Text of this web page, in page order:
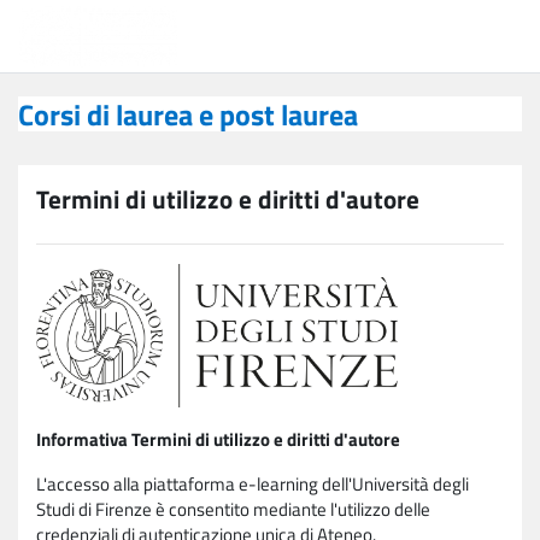
Corsi di laurea e post laurea
Termini di utilizzo e diritti d'autore
Informativa Termini di utilizzo e diritti d'autore
L'accesso alla piattaforma e-learning dell'Università degli
Studi di Firenze è consentito mediante l'utilizzo delle
credenziali di autenticazione unica di Ateneo.